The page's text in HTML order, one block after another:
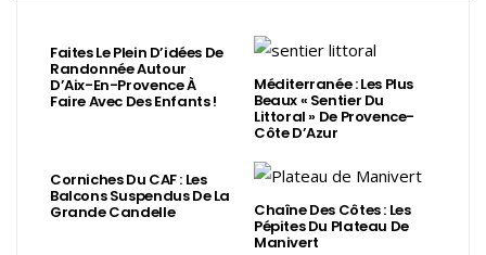
Faites Le Plein D’idées De
Randonnée Autour
D’Aix-En-Provence À
Faire Avec Des Enfants !
Méditerranée : Les Plus
Beaux « Sentier Du
Littoral » De Provence-
Côte D’Azur
Corniches Du CAF : Les
Balcons Suspendus De La
Grande Candelle Chaîne Des Côtes : Les
Pépites Du Plateau De
Manivert